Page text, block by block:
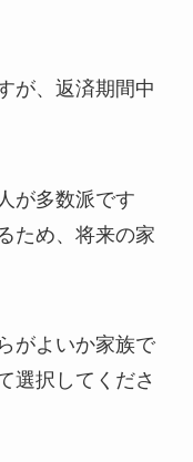
が、返済期間中
が多数派です
ため、将来の家
がよいか家族で
選択してくださ